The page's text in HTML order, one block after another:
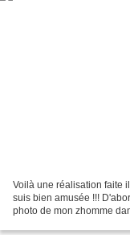
Voilà une réalisation faite
suis bien amusée !!!
photo de mon zhomme